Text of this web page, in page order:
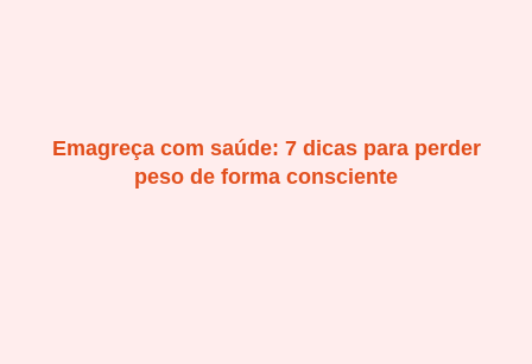
Emagreça com saúde: 7 dicas para perder
peso de forma consciente